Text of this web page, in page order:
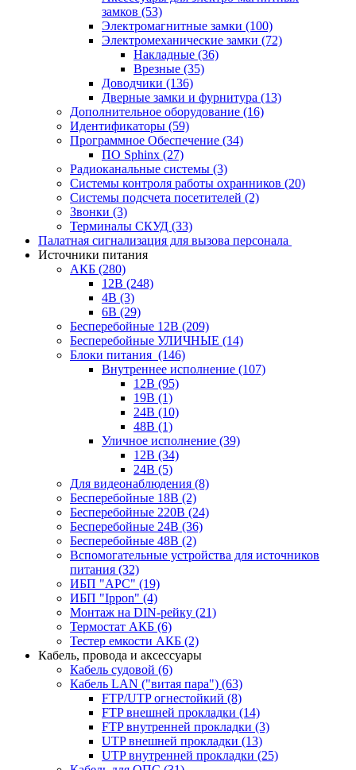
замков (53)
Электромагнитные замки (100)
Электромеханические замки (72)
Накладные (36)
Врезные (35)
Доводчики (136)
Дверные замки и фурнитура (13)
Дополнительное оборудование (16)
Идентификаторы (59)
Программное Обеспечение (34)
ПО Sphinx (27)
Радиоканальные системы (3)
Системы контроля работы охранников (20)
Системы подсчета посетителей (2)
Звонки (3)
Терминалы СКУД (33)
Палатная сигнализация для вызова персонала
Источники питания
АКБ (280)
12В (248)
4В (3)
6В (29)
Бесперебойные 12В (209)
Бесперебойные УЛИЧНЫЕ (14)
Блоки питания (146)
Внутреннее исполнение (107)
12В (95)
19В (1)
24В (10)
48В (1)
Уличное исполнение (39)
12В (34)
24В (5)
Для видеонаблюдения (8)
Бесперебойные 18В (2)
Бесперебойные 220В (24)
Бесперебойные 24В (36)
Бесперебойные 48В (2)
Вспомогательные устройства для источников
питания (32)
ИБП "APC" (19)
ИБП "Ippon" (4)
Монтаж на DIN-рейку (21)
Термостат АКБ (6)
Тестер емкости АКБ (2)
Кабель, провода и аксессуары
Кабель судовой (6)
Кабель LAN ("витая пара") (63)
FTP/UTP огнестойкий (8)
FTP внешней прокладки (14)
FTP внутренней прокладки (3)
UTP внешней прокладки (13)
UTP внутренней прокладки (25)